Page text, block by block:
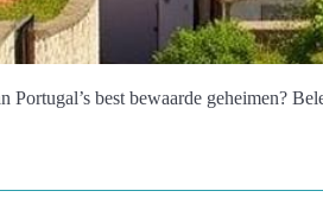
best bewaarde geheimen?